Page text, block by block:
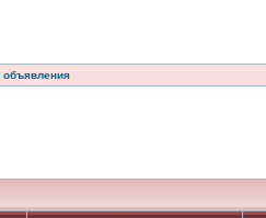
объявления